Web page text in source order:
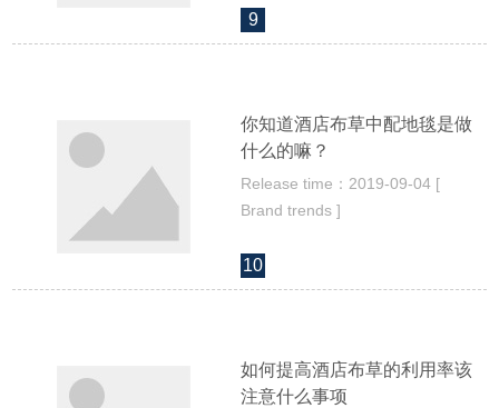
9
你知道酒店布草中配地毯是做
什么的嘛？
Release time：2019-09-04 [
Brand trends ]
10
如何提高酒店布草的利用率该
注意什么事项